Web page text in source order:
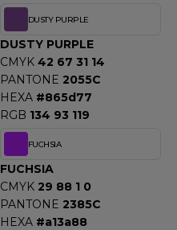
DUSTY PURPLE
DUSTY PURPLE
CMYK 42 67 31 14
PANTONE 2055C
HEXA #865d77
RGB 134 93 119
FUCHSIA
FUCHSIA
CMYK 29 88 1 0
PANTONE 2385C
HEXA #a13a88